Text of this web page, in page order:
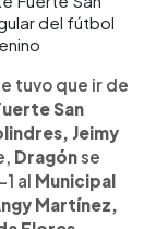
del fútbol
tuvo que ir de
San
Jeimy
Dragónse
al Municipal
Martínez,